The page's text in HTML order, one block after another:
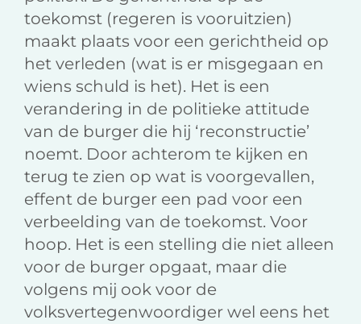
toekomst (regeren is vooruitzien)
maakt plaats voor een gerichtheid op
het verleden (wat is er misgegaan en
wiens schuld is het). Het is een
verandering in de politieke attitude
van de burger die hij ‘reconstructie’
noemt. Door achterom te kijken en
terug te zien op wat is voorgevallen,
effent de burger een pad voor een
verbeelding van de toekomst. Voor
hoop. Het is een stelling die niet alleen
voor de burger opgaat, maar die
volgens mij ook voor de
volksvertegenwoordiger wel eens het